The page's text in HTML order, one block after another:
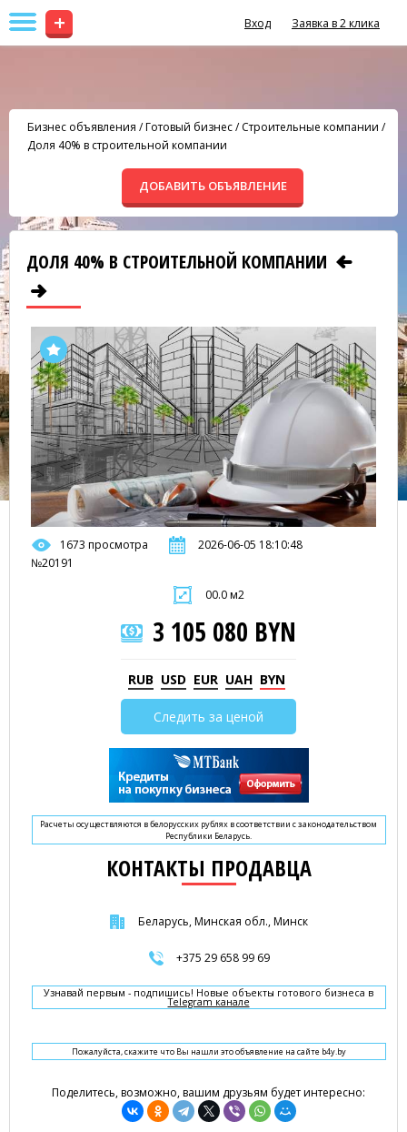
+ Вход Заявка в 2 клика
Бизнес объявления /Готовый бизнес/Строительные компании /
Доля 40% в строительной компании
ДОБАВИТЬ ОБЪЯВЛЕНИЕ
ДОЛЯ 40% В СТРОИТЕЛЬНОЙ КОМПАНИИ
1673 просмотра
2026-06-05 18:10:48
№20191
00.0 м2
3 105 080 BYN
RUB USD EUR UAH BYN
Следить за ценой
Расчеты осуществляются в белорусских рублях в соответствии с законодательством
Республики Беларусь.
КОНТАКТЫ ПРОДАВЦА
Беларусь, Минская обл., Минск
+375 29 658 99 69
Узнавай первым - подпишись! Новые объекты готового бизнеса в
Telegram канале
Пожалуйста, скажите что Вы нашли это объявление на сайте b4y.by
Поделитесь, возможно, вашим друзьям будет интересно: